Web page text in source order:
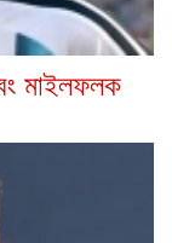
মাইলফলক